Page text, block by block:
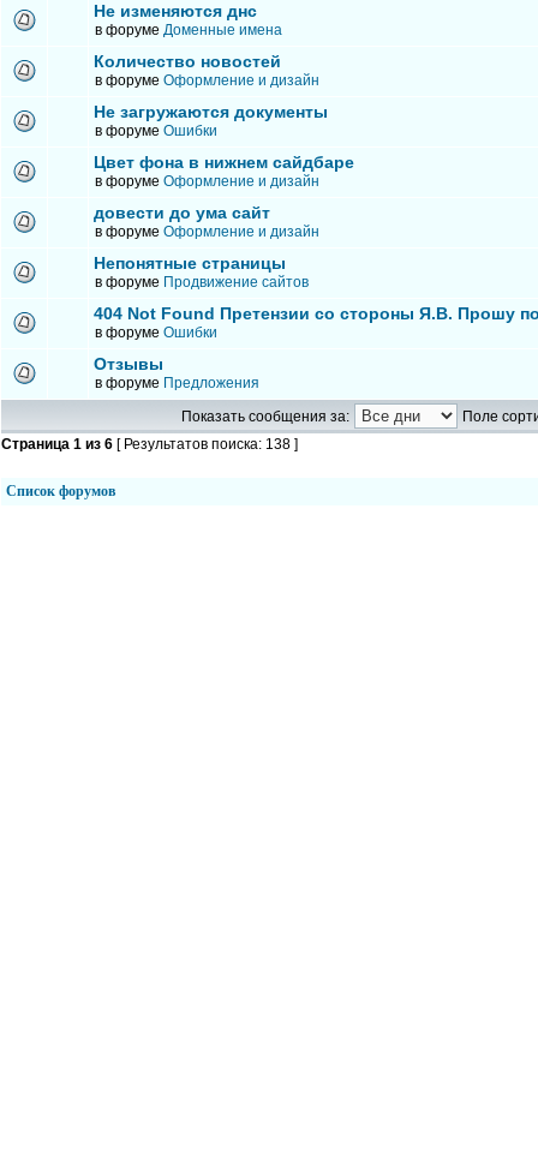
Не изменяются днс
в форуме Доменные имена
Количество новостей
в форуме Оформление и дизайн
Не загружаются документы
в форуме Ошибки
Цвет фона в нижнем сайдбаре
в форуме Оформление и дизайн
довести до ума сайт
в форуме Оформление и дизайн
Непонятные страницы
в форуме Продвижение сайтов
404 Not Found Претензии со стороны Я.В. Прошу
в форуме Ошибки
Отзывы
в форуме Предложения
Показать сообщения за:
Поле
Страница 1 из 6 [ Результатов поиска: 138 ]
Список форумов